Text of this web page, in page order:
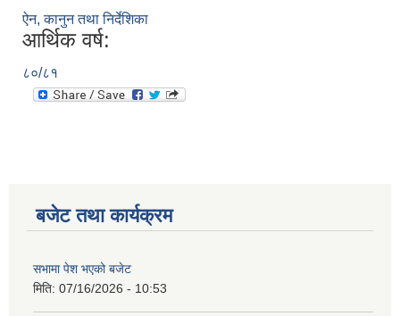
ऐन, कानुन तथा निर्देशिका
आर्थिक वर्ष:
८०/८१
बजेट तथा कार्यक्रम
सभामा पेश भएको बजेट
मिति: 07/16/2026 - 10:53